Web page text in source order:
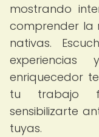
mostrando
comprender la
nativas.
enriquecedor
tu trabajo
sensibilizarte
tuyas.